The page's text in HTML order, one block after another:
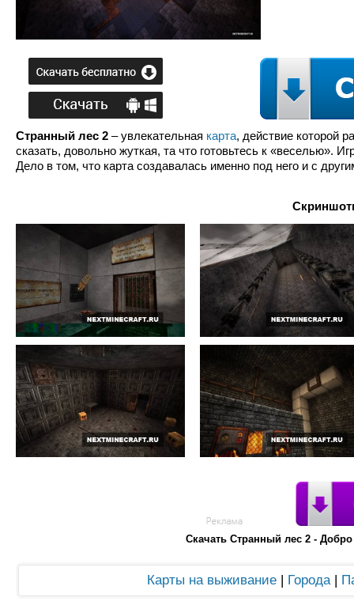
Странный лес 2 – увлекательная карта, действие которой
сказать, довольно жуткая, та что готовьтесь к «веселью».
Дело в том, что карта создавалась именно под него и с
Скачать Странный лес 2 -
Карты на выживание| Города|